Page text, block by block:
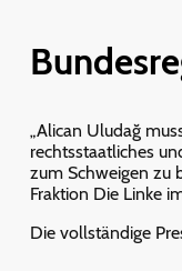
„Alican Uludağ
rechtsstaatliches
zum Schweigen zu
Fraktion Die Linke
Die vollständige